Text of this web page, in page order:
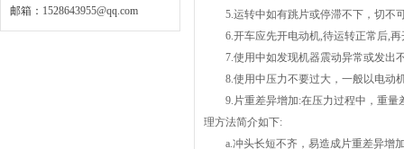
邮箱： 1528643955@qq.com
5.运转中如有跳片或停滞不下，切不
6.开车应先开电动机,待运转正常后,再
7.使用中如发现机器震动异常或发出
8.使用中压力不要过大，一般以电动机
9.片重差异增加:在压力过程中，重量
理方法简介如下:
a.冲头长短不齐，易造成片重差异增加